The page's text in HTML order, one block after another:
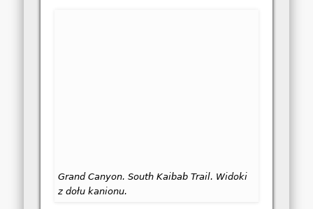
Grand Canyon. South Kaibab Trail. Widoki
z dołu kanionu.